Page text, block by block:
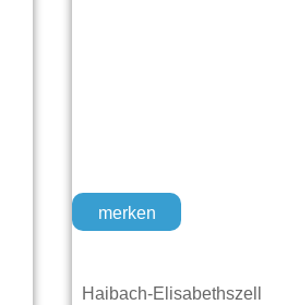
merken
Haibach-Elisabethszell